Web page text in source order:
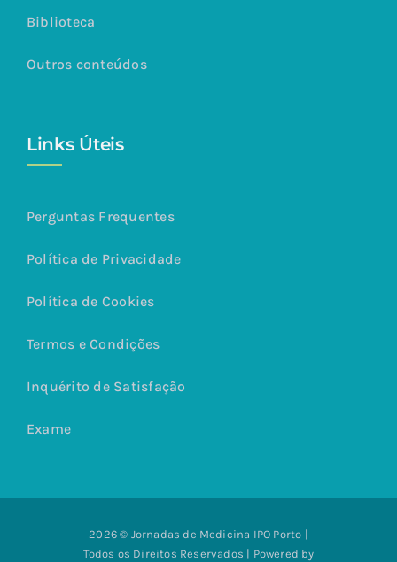
Biblioteca
Outros conteúdos
Links Úteis
Perguntas Frequentes
Política de Privacidade
Política de Cookies
Termos e Condições
Inquérito de Satisfação
Exame
2026 © Jornadas de Medicina IPO Porto |
Todos os Direitos Reservados | Powered by